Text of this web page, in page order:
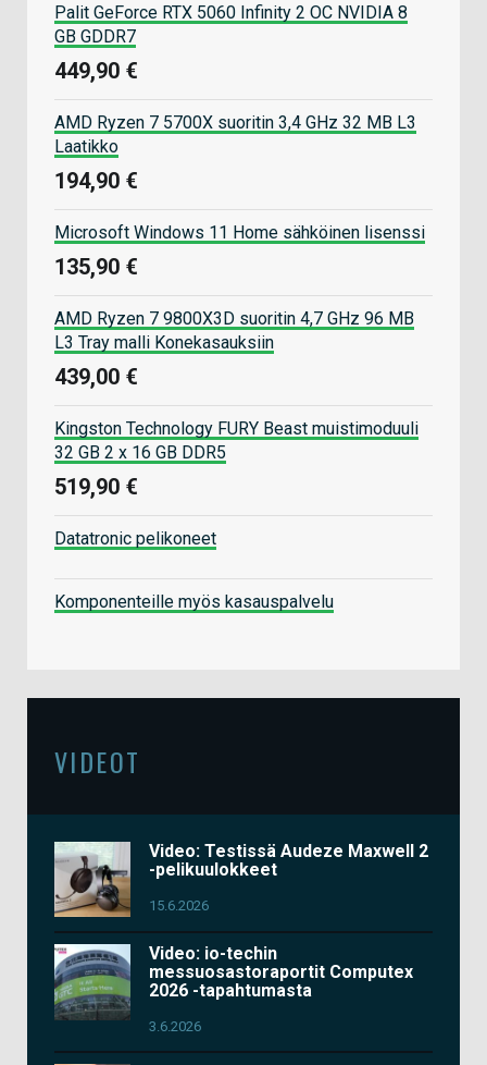
Palit GeForce RTX 5060 Infinity 2 OC NVIDIA 8
GB GDDR7
449,90 €
AMD Ryzen 7 5700X suoritin 3,4 GHz 32 MB L3
Laatikko
194,90 €
Microsoft Windows 11 Home sähköinen lisenssi
135,90 €
AMD Ryzen 7 9800X3D suoritin 4,7 GHz 96 MB
L3 Tray malli Konekasauksiin
439,00 €
Kingston Technology FURY Beast muistimoduuli
32 GB 2 x 16 GB DDR5
519,90 €
Datatronic pelikoneet
Komponenteille myös kasauspalvelu
VIDEOT
Video: Testissä Audeze Maxwell 2
-pelikuulokkeet
15.6.2026
Video: io-techin
messuosastoraportit Computex
2026 -tapahtumasta
3.6.2026